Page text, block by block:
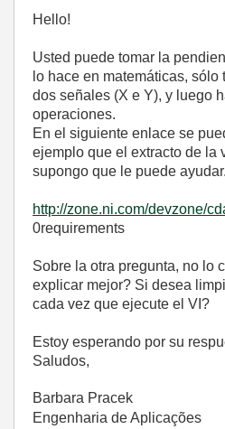
Hello!
Usted puede tomar la
lo hace en matemáticas, sólo
dos señales (X e Y), y luego
operaciones.
En el siguiente enlace se
ejemplo que el extracto de la
supongo que le puede ayudar.
http://zone.ni.com/devzone/
0requirements
Sobre la otra pregunta, no lo
explicar mejor? Si desea
cada vez que ejecute el VI ?
Estoy esperando por su
Saludos,
Barbara Pracek
Engenharia de Aplicações